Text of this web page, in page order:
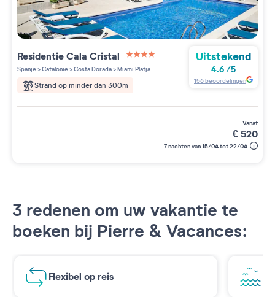
ResidentieCala Cristal
4 étoiles sur 5
Spanje>Catalonië>Costa Dorada>Miami Platja
Strand op minder dan 300m
Uitstekend
4.6 /5
156beoordelingen
vanaf
€520
7 nachten van 15/04 tot 22/04
3 redenen om uw vakantie te
boeken bij Pierre & Vacances:
Flexibel op reis